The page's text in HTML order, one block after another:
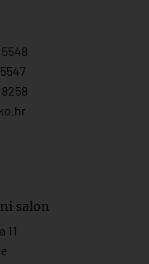
7
hr
salon
11